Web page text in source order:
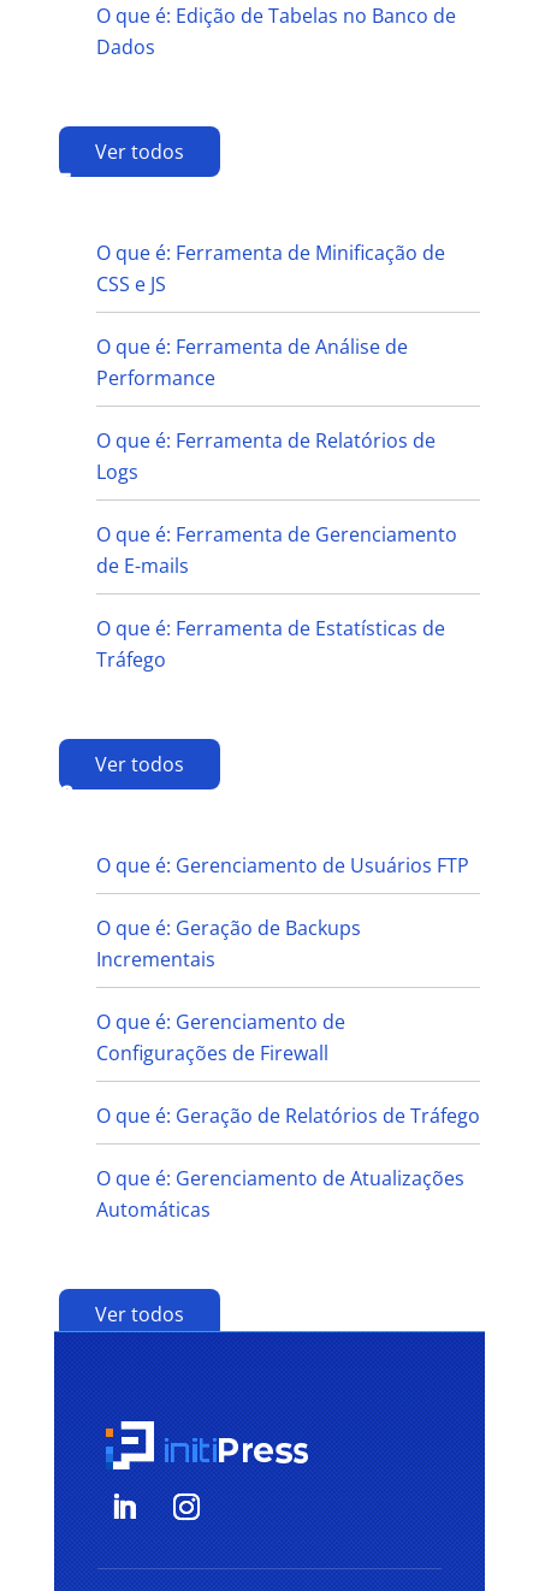
O que é: Edição de Tabelas no Banco de
Dados
Ver todos
F
O que é: Ferramenta de Minificação de
CSS e JS
O que é: Ferramenta de Análise de
Performance
O que é: Ferramenta de Relatórios de
Logs
O que é: Ferramenta de Gerenciamento
de E-mails
O que é: Ferramenta de Estatísticas de
Tráfego
Ver todos
G
O que é: Gerenciamento de Usuários FTP
O que é: Geração de Backups
Incrementais
O que é: Gerenciamento de
Configurações de Firewall
O que é: Geração de Relatórios de Tráfego
O que é: Gerenciamento de Atualizações
Automáticas
Ver todos